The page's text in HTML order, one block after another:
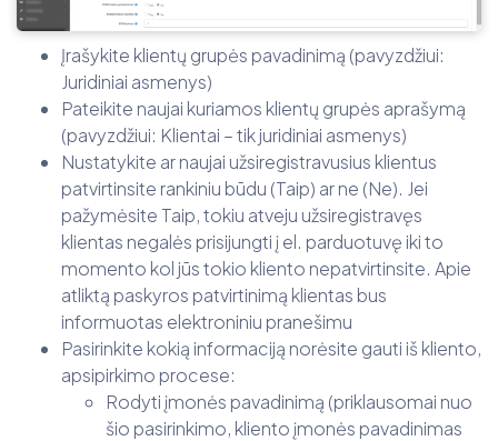
Įrašykite klientų grupės pavadinimą (pavyzdžiui:
Juridiniai asmenys)
Pateikite naujai kuriamos klientų grupės aprašymą
(pavyzdžiui: Klientai – tik juridiniai asmenys)
Nustatykite ar naujai užsiregistravusius klientus
patvirtinsite rankiniu būdu (Taip) ar ne (Ne). Jei
pažymėsite Taip, tokiu atveju užsiregistravęs
klientas negalės prisijungti į el. parduotuvę iki to
momento kol jūs tokio kliento nepatvirtinsite. Apie
atliktą paskyros patvirtinimą klientas bus
informuotas elektroniniu pranešimu
Pasirinkite kokią informaciją norėsite gauti iš kliento,
apsipirkimo procese:
Rodyti įmonės pavadinimą (priklausomai nuo
šio pasirinkimo, kliento įmonės pavadinimas